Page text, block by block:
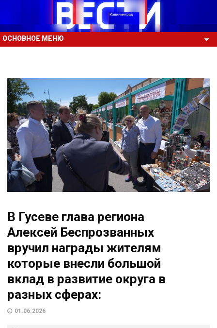
ОСНОВНОЕ МЕНЮ
В Гусеве глава региона
Алексей Беспрозванных
вручил награды жителям
которые внесли большой
вклад в развитие округа в
разных сферах:
01.06.2026